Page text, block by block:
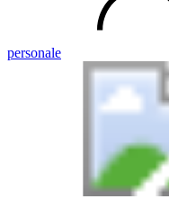
personale